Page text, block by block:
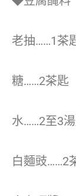
老抽……1茶
糖……2茶匙
水……2至3
白麵豉……2